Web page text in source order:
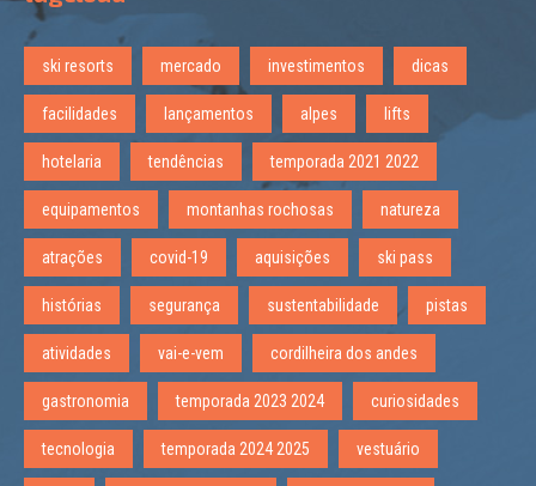
ski resorts mercado investimentos dicas
facilidades lançamentos alpes lifts
hotelaria tendências temporada 2021 2022
equipamentos montanhas rochosas natureza
atrações covid-19 aquisições ski pass
histórias segurança sustentabilidade pistas
atividades vai-e-vem cordilheira dos andes
gastronomia temporada 2023 2024 curiosidades
tecnologia temporada 2024 2025 vestuário